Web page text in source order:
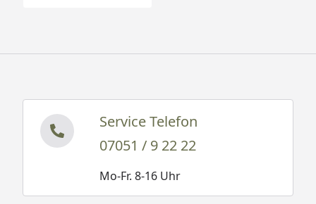
Service Telefon
07051 / 9 22 22
Mo-Fr. 8-16 Uhr